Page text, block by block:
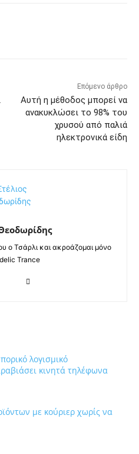
Επόμενο άρθρο
Αυτή η μέθοδος μπορεί να
ανακυκλώσει το 98% του
χρυσού από παλιά
ηλεκτρονικά είδη
ο Τσάρλι και ακροάζομαι μόνο
Trance
λογισμικό
κινητά τηλέφωνα
με κούριερ χωρίς να